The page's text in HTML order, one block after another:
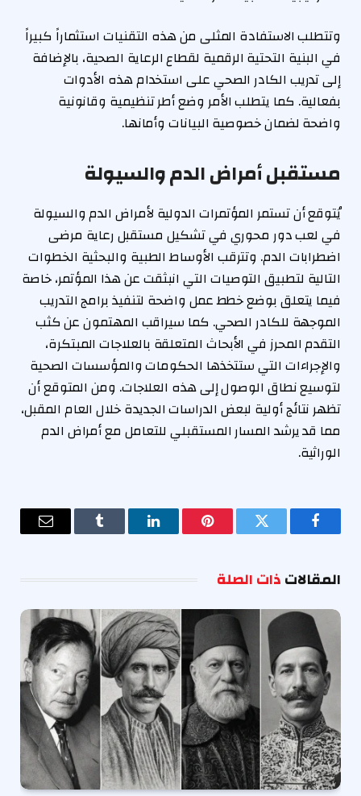
وتتطلب الاستفادة المثلى من هذه التقنيات استثماراً كبيراً
في البنية التحتية الرقمية لقطاع الرعاية الصحية، بالإضافة
إلى تدريب الكادر الصحي على استخدام هذه الأدوات
بفعالية. كما يتطلب الأمر وضع أطر تنظيمية وقانونية
واضحة لضمان خصوصية البيانات وأمانها.
مستقبل أمراض الدم والسيولة
يُتوقع أن تستمر المؤتمرات الدولية لأمراض الدم والسيولة
في لعب دور محوري في تشكيل مستقبل رعاية مرضى
اضطرابات الدم. وتترقب الأوساط الطبية والبحثية الخطوات
التالية لتطبيق التوصيات التي انبثقت عن هذا المؤتمر، خاصة
فيما يتعلق بوضع خطط عمل واضحة لتنفيذ برامج التدريب
الموجهة للكادر الصحي. كما سيراقب المهتمون عن كثب
التقدم المحرز في الأبحاث المتعلقة بالعلاجات المبتكرة،
والإجراءات التي ستتخذها الحكومات والمؤسسات الصحية
لتوسيع نطاق الوصول إلى هذه العلاجات. ومن المتوقع أن
تظهر نتائج أولية لبعض الدراسات الجديدة خلال العام المقبل،
مما قد يرشد المسار المستقبلي للتعامل مع أمراض الدم
الوراثية.
فيسبوك تويتر بينتيريستلينكدإن Tumblr
البريد
المقالاتذات الصلة